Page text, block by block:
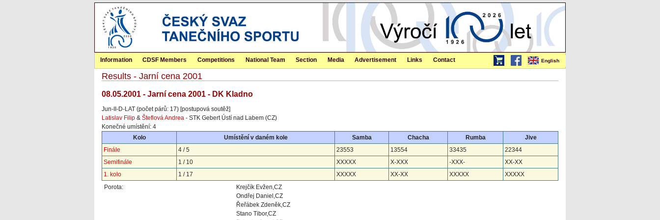
English
Information CDSF Members Competitions National Team Section Media Advertisement Links Contact
Results - Jarní cena 2001
08.05.2001 - Jarní cena 2001 - DK Kladno
Jun-II-D-LAT (počet párů: 17) [postupová soutěž]
Latislav Filip & Šteflová Andrea - STK Gebert Ústí nad Labem (CZ)
Konečné umístění: 4
Kolo
Umístění v daném kole Samba Chacha Rumba
Jive
Finále
4 / 5 23553 13554 33435
22344
Semifinále
1 / 10 XXXXX X-XXX -XXX-
XX-XX
1. kolo
1 / 17 XXXXX XX-XX XXXXX
XXXXX
Porota:
Krejčík Evžen,CZ
Ondřej Daniel,CZ
Řeřábek Zdeněk,CZ
Stano Tibor,CZ